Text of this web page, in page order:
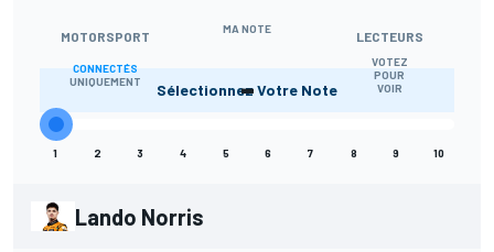
MOTORSPORT
CONNECTÉS
UNIQUEMENT
MA NOTE
-
LECTEURS
VOTEZ
POUR
VOIR
Sélectionnez Votre Note
1 2 3 4 5 6 7 8 9 10
Lando Norris